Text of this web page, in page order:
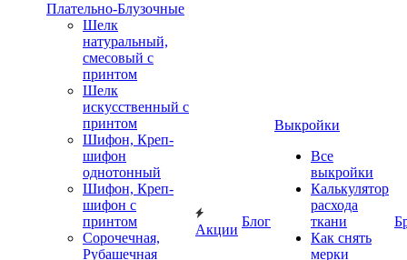
Плательно-Блузочные
Шелк
натуральный,
смесовый с
принтом
Шелк
искусственный с
принтом
Шифон, Креп-
шифон
однотонный
Шифон, Креп-
шифон с
принтом
Сорочечная,
Рубашечная
Акции
Блог
Выкройки
Все
выкройки
Калькулятор
расхода
ткани
Как снять
мерки